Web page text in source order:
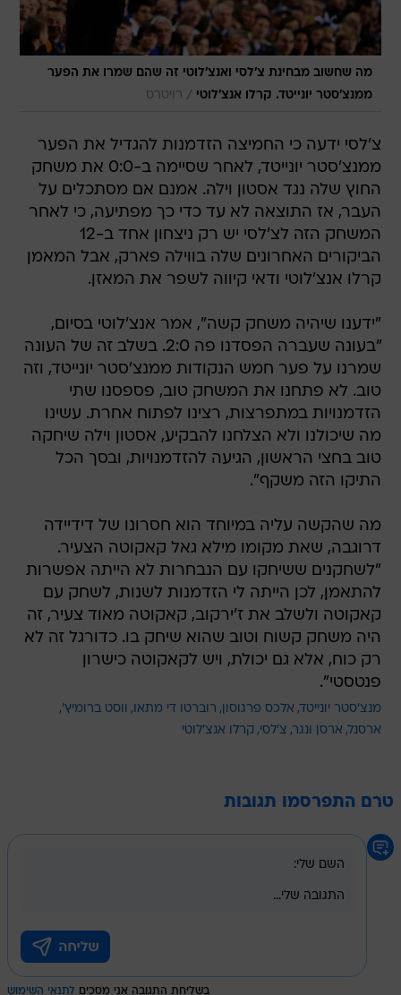
מה שחשוב מבחינת צ'לסי ואנצ'לוטי זה שהם שמרו את הפער
ממנצ'סטר יונייטד. קרלו אנצ'לוטי / רויטרס
צ'לסי ידעה כי החמיצה הזדמנות להגדיל את הפער
ממנצ'סטר יונייטד, לאחר שסיימה ב-0:0 את משחק
החוץ שלה נגד אסטון וילה. אמנם אם מסתכלים על
העבר, אז התוצאה לא עד כדי כך מפתיעה, כי לאחר
המשחק הזה לצ'לסי יש רק ניצחון אחד ב-12
הביקורים האחרונים שלה בווילה פארק, אבל המאמן
קרלו אנצ'לוטי ודאי קיווה לשפר את המאזן.
"ידענו שיהיה משחק קשה", אמר אנצ'לוטי בסיום,
"בעונה שעברה הפסדנו פה 2:0. בשלב זה של העונה
שמרנו על פער חמש הנקודות ממנצ'סטר יונייטד, וזה
טוב. לא פתחנו את המשחק טוב, פספסנו שתי
הזדמנויות במתפרצות, רצינו לפתוח אחרת. עשינו
מה שיכולנו ולא הצלחנו להבקיע, אסטון וילה שיחקה
טוב בחצי הראשון, הגיעה להזדמנויות, ובסך הכל
התיקו הזה משקף".
מה שהקשה עליה במיוחד הוא חסרונו של דידיידה
דרוגבה, שאת מקומו מילא גאל קאקוטה הצעיר.
"לשחקנים ששיחקו עם הנבחרות לא הייתה אפשרות
להתאמן, לכן הייתה לי הזדמנות לשנות, לשחק עם
קאקוטה ולשלב את ז'ירקוב, קאקוטה מאוד צעיר, זה
היה משחק קשוח וטוב שהוא שיחק בו. כדורגל זה לא
רק כוח, אלא גם יכולת, ויש לקאקוטה כישרון
פנטסטי".
מנצ'סטר יונייטד אלכס פרגוסון רוברטו די מתאו
ווסט ברומיץ'
ארסנל
ארסן ונגר צ'לסי קרלו אנצ'לוטי
טרם התפרסמו תגובות
בשליחת התגובה אני מסכים לתנאי השימוש